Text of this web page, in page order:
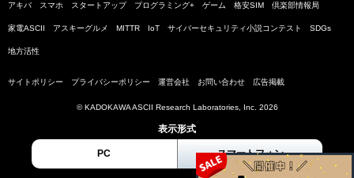
アキバ スマホ スタートアップ プログラミング+ ゲーム 格安SIM 倶楽部情報局
家電ASCII アスキーグルメ MITTR IoT サイバーセキュリティ小説コンテスト SDGs
地方活性
サイトポリシー プライバシーポリシー 運営会社 お問い合わせ 広告掲載
© KADOKAWA ASCII Research Laboratories, Inc. 2026
表示形式
PC スマートフォン